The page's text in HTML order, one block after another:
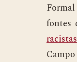
fontes
racistas